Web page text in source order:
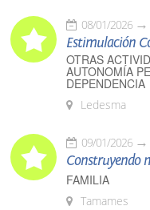
08/01/2026
Estimulación
OTRAS
AUTONOMÍA
DEPENDENCIA
Ledesma
09/01/2026
Construyendo
FAMILIA
Tamames